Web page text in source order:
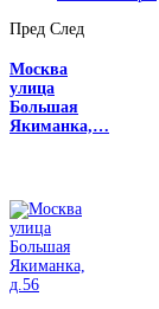
Пред След
Москва
улица
Большая
Якиманка,…